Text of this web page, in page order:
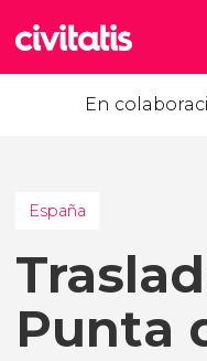
En
España
Punta